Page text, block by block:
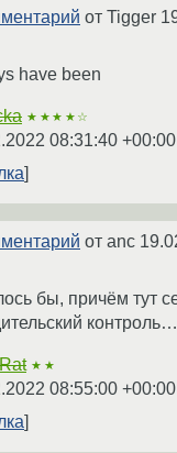
от Tigger
have been
★★★★☆
08:31:40 +00:00
от anc
бы, причём тут
контроль…
★★
08:55:00 +00:00